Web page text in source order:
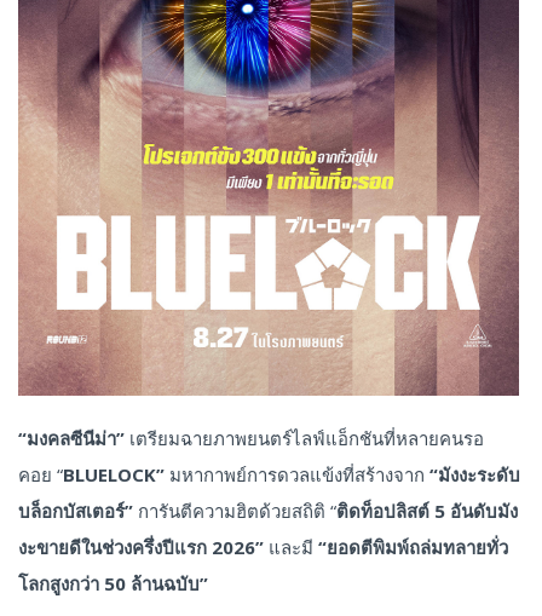
“มงคลซีนีม่า” เตรียมฉายภาพยนตร์ไลฟ์แอ็กชันที่หลายคนรอ
คอย “BLUELOCK” มหากาพย์การดวลแข้งที่สร้างจาก “มังงะระดับ
บล็อกบัสเตอร์” การันตีความฮิตด้วยสถิติ “ติดท็อปลิสต์ 5 อันดับมัง
งะขายดีในช่วงครึ่งปีแรก 2026” และมี “ยอดตีพิมพ์ถล่มทลายทั่ว
โลกสูงกว่า 50 ล้านฉบับ”